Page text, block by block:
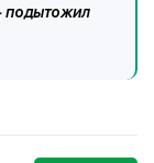
подытожил